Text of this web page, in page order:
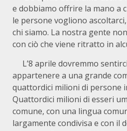
e dobbiamo offrire la mano a
le persone vogliono
chi siamo. La nostra gente
con ciò che viene ritratto in
L’8 aprile dovremmo
appartenere a una grande
quattordici milioni di persone
Quattordici milioni di esseri
comune, con una lingua
largamente condivisa e con il